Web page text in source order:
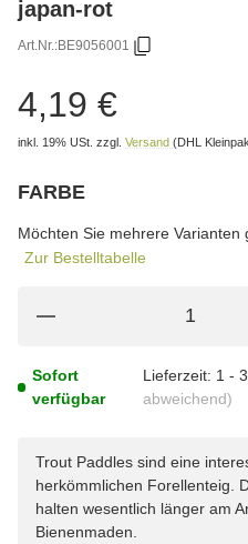
japan-rot
Art.Nr.:BE9056001
4,19 €
inkl. 19% USt. zzgl. Versand (DHL
FARBE
Möchten Sie mehrere Varianten
Zur Bestelltabelle
Sofort
verfügbar
Lieferzeit: 1 -
abweichend)
Trout Paddles sind eine
herkömmlichen Forellenteig.
halten wesentlich länger am
Bienenmaden.